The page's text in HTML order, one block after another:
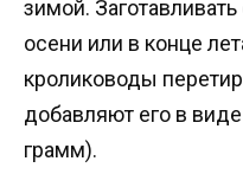
зимой.
осени или в конце
кролиководы
добавляют его в
грамм).